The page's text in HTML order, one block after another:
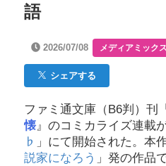
語
2026/07/08 メディアミックス
シェアする
ファミ通文庫（B6判）刊
懐』のコミカライズ連載
♭ 」にて開始された。本
説家になろう 」発の作品